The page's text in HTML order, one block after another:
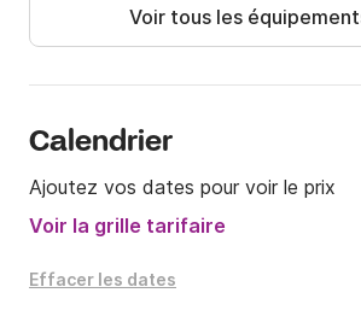
Voir tous les
Calendrier
Ajoutez vos dates pour voir le prix
Voir la grille tarifaire
Effacer les dates